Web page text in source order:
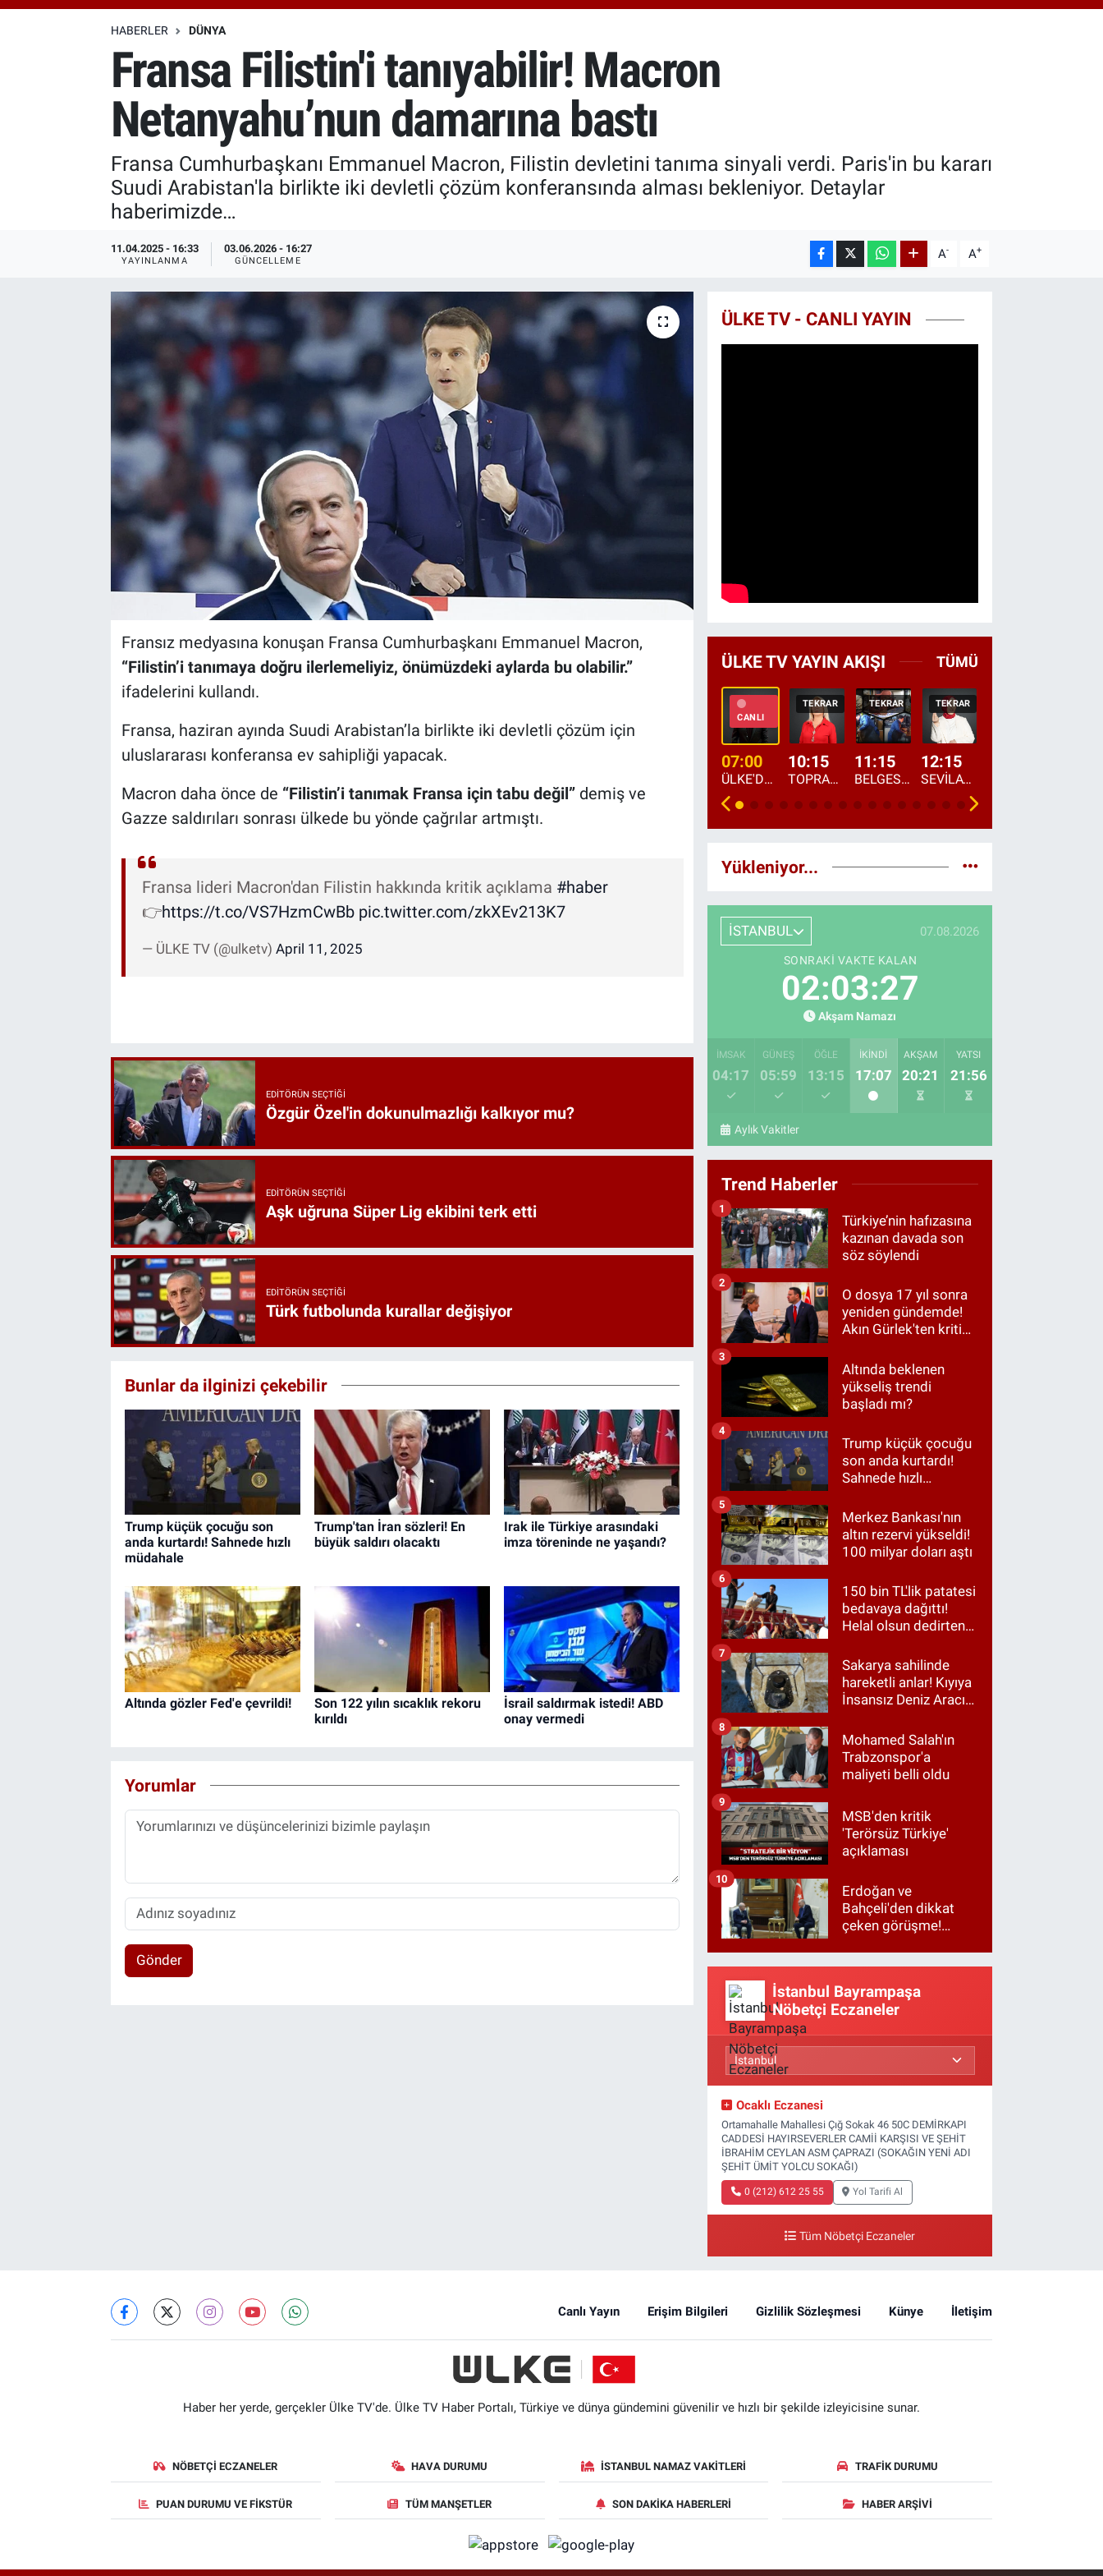
64.225,61
HABERLER DÜNYA
Fransa Filistin'i tanıyabilir! Macron
Netanyahu’nun damarına bastı
Fransa Cumhurbaşkanı Emmanuel Macron, Filistin devletini tanıma sinyali verdi. Paris'in bu kararı
Suudi Arabistan'la birlikte iki devletli çözüm konferansında alması bekleniyor. Detaylar
haberimizde…
11.04.2025 - 16:33
YAYINLANMA
03.06.2026 - 16:27
GÜNCELLEME A- A+
Fransız medyasına konuşan Fransa Cumhurbaşkanı Emmanuel Macron,
“Filistin’i tanımaya doğru ilerlemeliyiz, önümüzdeki aylarda bu olabilir.”
ifadelerini kullandı.
Fransa, haziran ayında Suudi Arabistan’la birlikte iki devletli çözüm için
uluslararası konferansa ev sahipliği yapacak.
Macron daha önce de “Filistin’i tanımak Fransa için tabu değil”demiş ve
Gazze saldırıları sonrası ülkede bu yönde çağrılar artmıştı.
Fransa lideri Macron'dan Filistin hakkında kritik açıklama #haber
👉https://t.co/VS7HzmCwBb pic.twitter.com/zkXEv213K7
— ÜLKE TV (@ulketv) April 11, 2025
EDITÖRÜN SEÇTIĞI
Özgür Özel'in dokunulmazlığı kalkıyor mu?
EDITÖRÜN SEÇTIĞI
Aşk uğruna Süper Lig ekibini terk etti
EDITÖRÜN SEÇTIĞI
Türk futbolunda kurallar değişiyor
Bunlar da ilginizi çekebilir
Trump küçük çocuğu son
anda kurtardı! Sahnede hızlı
müdahale
Trump'tan İran sözleri! En
büyük saldırı olacaktı
Irak ile Türkiye arasındaki
imza töreninde ne yaşandı?
Altında gözler Fed'e çevrildi!
Son 122 yılın sıcaklık rekoru
kırıldı
İsrail saldırmak istedi! ABD
onay vermedi
Yorumlar
Gönder
ÜLKE TV - CANLI YAYIN
ÜLKE TV YAYIN AKIŞI TÜMÜ
CANLI
07:00
ÜLKE'DE BU SABAH
TEKRAR
10:15
TOPRAKTAN SOFRAYA
TEKRAR
11:15
BELGESEL: "ÜLKE'NİN ALIN TERİ"
TEKRAR
12:15
SEVİLAY SUNGUR İLE ELİMİN BEREKETİ
Yükleniyor...
İSTANBUL 07.08.2026
SONRAKI VAKTE KALAN
02:03:26
Akşam Namazı
İMSAK
04:17
GÜNEŞ
05:59
ÖĞLE
13:15
İKINDI
17:07
AKŞAM
20:21
YATSI
21:56
Aylık Vakitler
Trend Haberler
Türkiye’nin hafızasına
kazınan davada son
söz söylendi
1
O dosya 17 yıl sonra
yeniden gündemde!
Akın Gürlek'ten kritik
2
Altında beklenen
yükseliş trendi
başladı mı?
3
Trump küçük çocuğu
son anda kurtardı!
Sahnede hızlı
4
Merkez Bankası'nın
altın rezervi yükseldi!
100 milyar doları aştı
5
150 bin TL'lik patatesi
bedavaya dağıttı!
Helal olsun dedirten
6
Sakarya sahilinde
hareketli anlar! Kıyıya
İnsansız Deniz Aracı
7
Mohamed Salah'ın
Trabzonspor'a
maliyeti belli oldu
8
MSB'den kritik
'Terörsüz Türkiye'
açıklaması
9
Erdoğan ve
Bahçeli'den dikkat
çeken görüşme!
10
İstanbul Bayrampaşa
Nöbetçi Eczaneler
Ocaklı Eczanesi
Ortamahalle Mahallesi Çığ Sokak 46 50C DEMİRKAPI
CADDESİ HAYIRSEVERLER CAMİİ KARŞISI VE ŞEHİT
İBRAHİM CEYLAN ASM ÇAPRAZI (SOKAĞIN YENİ ADI
ŞEHİT ÜMİT YOLCU SOKAĞI)
0 (212) 612 25 55 Yol Tarifi Al
Tüm Nöbetçi Eczaneler
Canlı Yayın Erişim Bilgileri Gizlilik Sözleşmesi Künye İletişim
Haber her yerde, gerçekler Ülke TV'de. Ülke TV Haber Portalı, Türkiye ve dünya gündemini güvenilir ve hızlı bir şekilde izleyicisine sunar.
NÖBETÇI ECZANELER HAVA DURUMU İSTANBUL NAMAZ VAKITLERI TRAFIK DURUMU
PUAN DURUMU VE FIKSTÜR TÜM MANŞETLER SON DAKIKA HABERLERI HABER ARŞIVI
Özel Haberler
Özel Haberler
Erişim Bilgileri
Haber Arşivi